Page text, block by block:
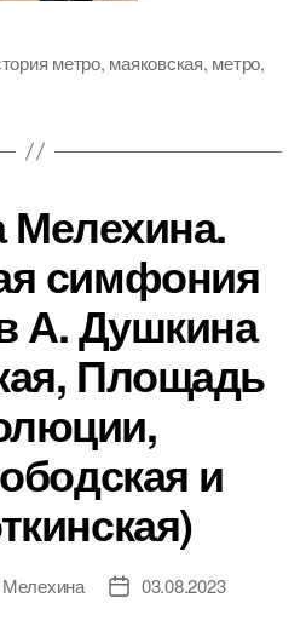
метро, маяковская, метро,
Мелехина.
симфония
А. Душкина
Площадь
и
Мелехина
Дата03.08.2023